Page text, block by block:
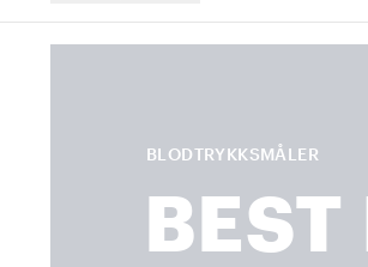
BLODTRYKKSMÅLER
BEST